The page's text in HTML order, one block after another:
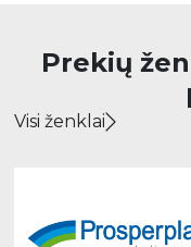
Prekių
Visi ženklai